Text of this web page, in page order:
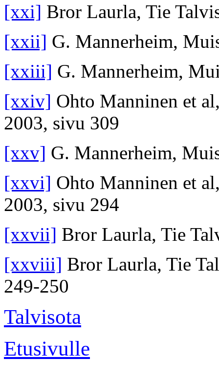
[xxi] Bror Laurla, Tie
[xxii] G. Mannerheim,
[xxiii] G. Mannerheim,
[xxiv] Ohto Manninen et
2003, sivu 309
[xxv] G. Mannerheim,
[xxvi] Ohto Manninen et
2003, sivu 294
[xxvii] Bror Laurla, Tie
[xxviii] Bror Laurla, Tie
249-250
Talvisota
Etusivulle